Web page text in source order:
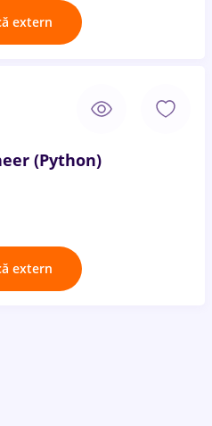
extern
(Python)
extern